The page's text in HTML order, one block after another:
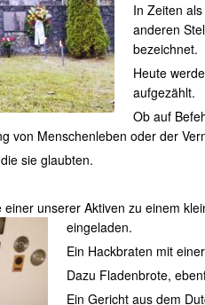
In Zeiten
anderen
bezeichnet.
Heute
aufgezählt.
Ob auf
von Menschenleben oder der
sie glaubten.
unserer Aktiven zu einem
eingeladen.
Ein Hackbraten mit
Dazu Fladenbrote,
Ein Gericht aus dem